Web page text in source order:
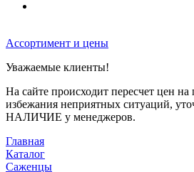
Ассортимент и цены
Уважаемые клиенты!
На сайте происходит пересчет цен
избежания неприятных ситуаций,
НАЛИЧИЕ у менеджеров.
Главная
Каталог
Саженцы